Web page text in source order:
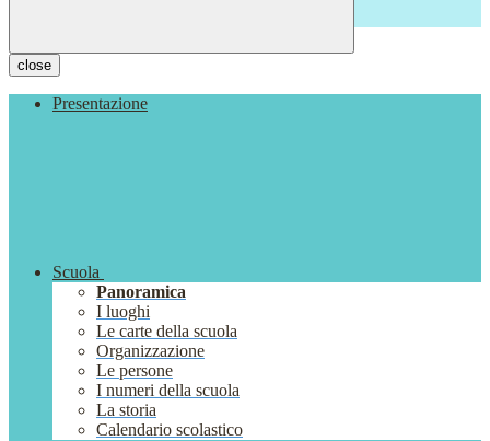
close
Presentazione
Scuola
Panoramica
I luoghi
Le carte della scuola
Organizzazione
Le persone
I numeri della scuola
La storia
Calendario scolastico